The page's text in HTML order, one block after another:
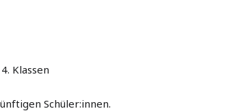
Klassen
Schüler:innen.